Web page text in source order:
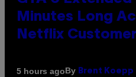
Minutes Long
Netflix
5 hours agoBy Brent Koepp